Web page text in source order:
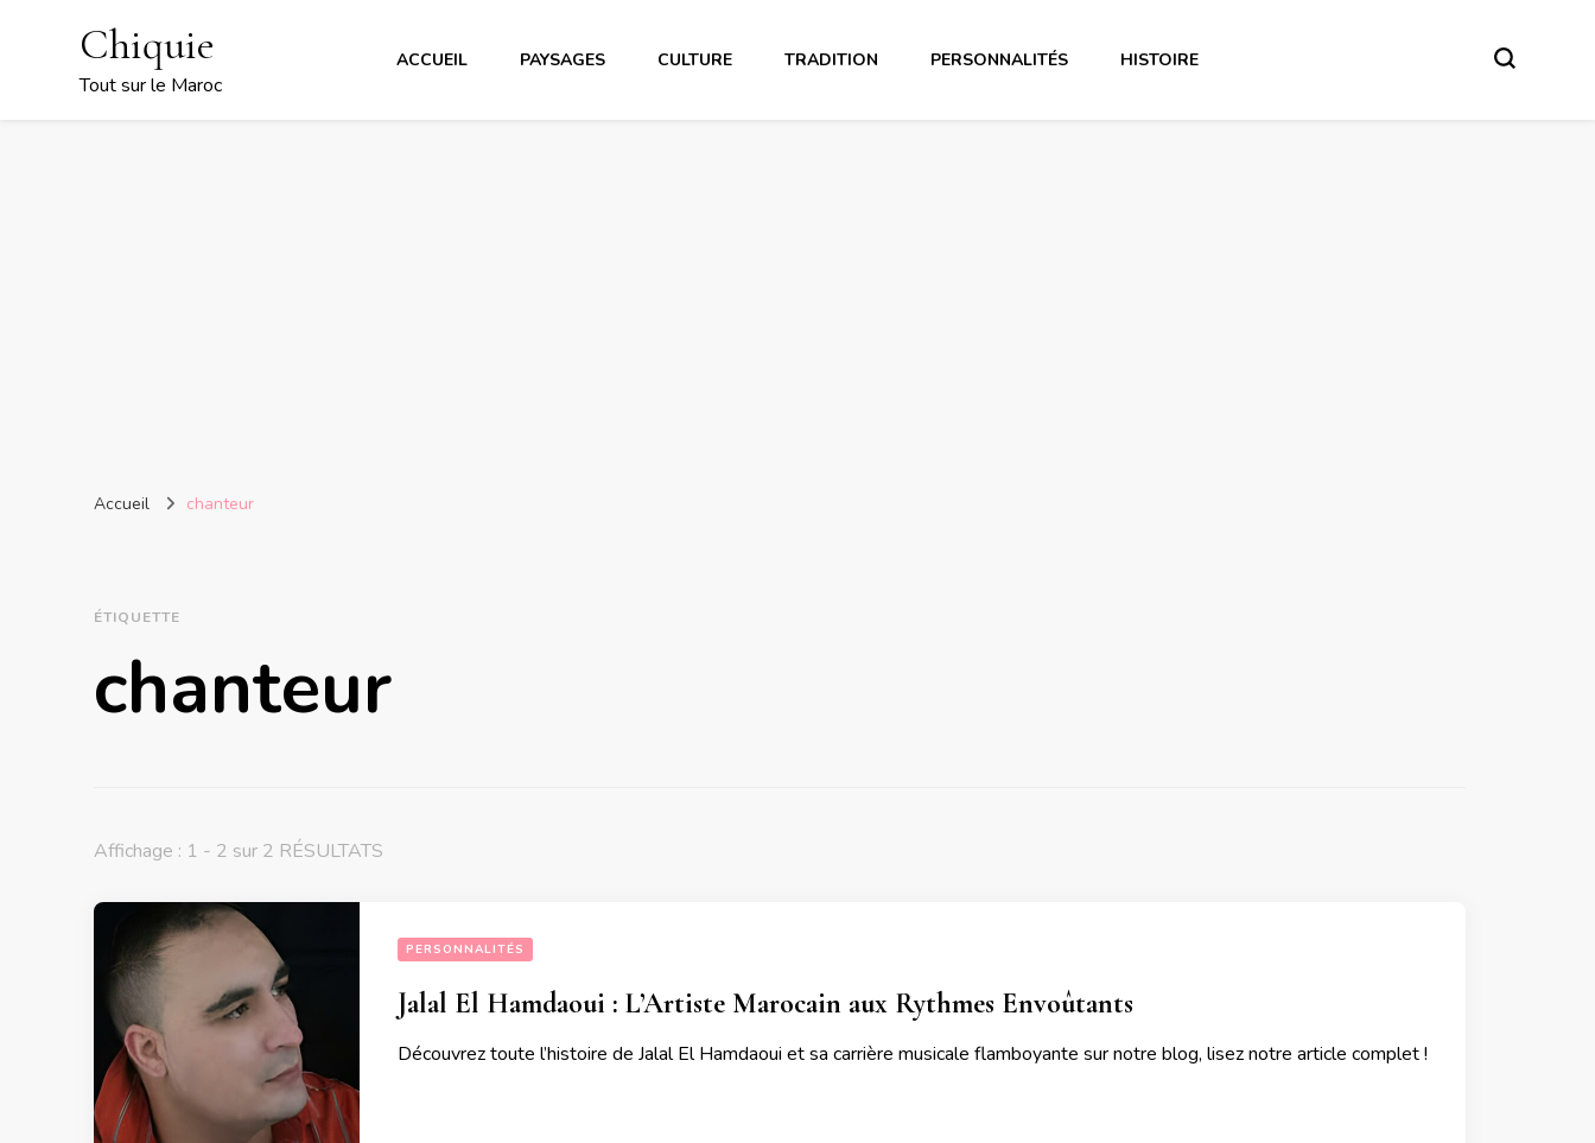
Chiquie
Tout sur le Maroc
ACCUEIL PAYSAGES CULTURE TRADITION PERSONNALITÉS HISTOIRE
Accueil chanteur
ÉTIQUETTE
chanteur
Affichage : 1 - 2 sur 2 RÉSULTATS
PERSONNALITÉS
Jalal El Hamdaoui : L’Artiste Marocain aux Rythmes Envoûtants
Découvrez toute l’histoire de Jalal El Hamdaoui et sa carrière musicale flamboyante sur notre blog, lisez notre article complet !